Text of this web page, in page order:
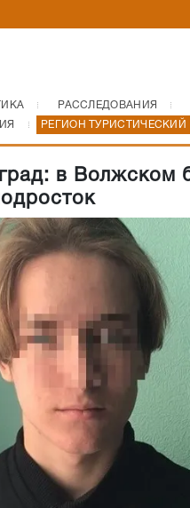
РАССЛЕДОВАНИЯ
РЕГИОН ТУРИСТИЧЕСКИЙ
в Волжском